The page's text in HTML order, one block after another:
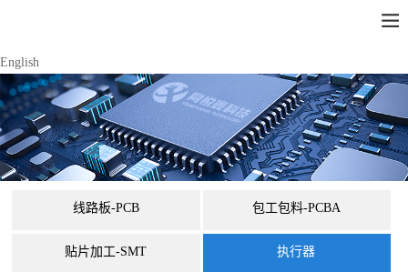
English
线路板-PCB 包工包料-PCBA
贴片加工-SMT 执行器